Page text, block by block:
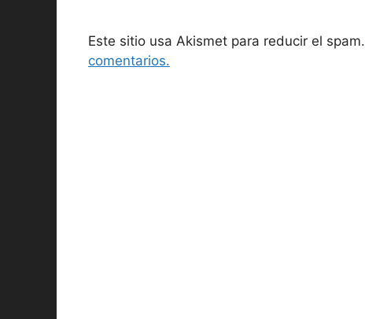
Este sitio usa Akismet para reducir el spam.
comentarios.